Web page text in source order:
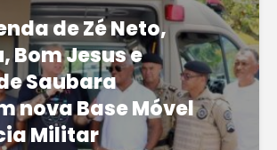
de Zé Neto,
Bom Jesus e
Saubara
nova Base Móvel
Militar